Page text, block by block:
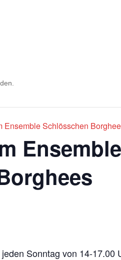
Ensemble Schlösschen
Ensemble
Sonntag von 14-17.00